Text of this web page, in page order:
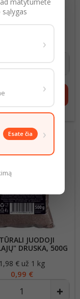
"HIMALAJŲ"
JUODOJI
DRUSKA, 500G
Kaina
1,98 € už 1 kg
0,99 €
›
›
Esate čia ›